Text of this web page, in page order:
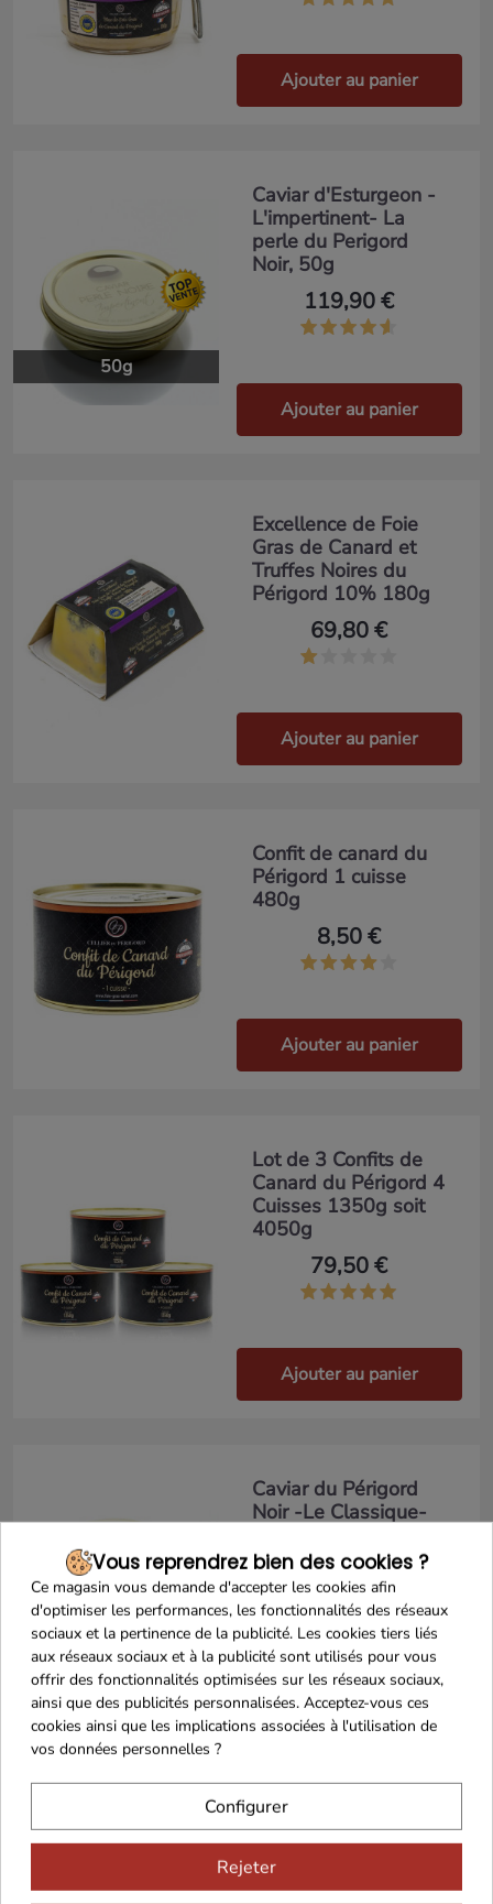
Ajouter au panier
50g
Caviar d'Esturgeon -
L'impertinent- La
perle du Perigord
Noir, 50g
119,90 €
Ajouter au panier
Excellence de Foie
Gras de Canard et
Truffes Noires du
Périgord 10% 180g
69,80 €
Ajouter au panier
Confit de canard du
Périgord 1 cuisse
480g
8,50 €
Ajouter au panier
Lot de 3 Confits de
Canard du Périgord 4
Cuisses 1350g soit
4050g
79,50 €
Ajouter au panier
100g
Caviar du Périgord
Noir -Le Classique-
279,90 €
Ajouter au panier
Noires (Tuber
Melanosporum) 50g
Vous reprendrez bien des cookies ?
Ce magasin vous demande d'accepter les cookies afin
d'optimiser les performances, les fonctionnalités des réseaux
sociaux et la pertinence de la publicité. Les cookies tiers liés
aux réseaux sociaux et à la publicité sont utilisés pour vous
offrir des fonctionnalités optimisées sur les réseaux sociaux,
ainsi que des publicités personnalisées. Acceptez-vous ces
cookies ainsi que les implications associées à l'utilisation de
vos données personnelles ?
Configurer
Rejeter